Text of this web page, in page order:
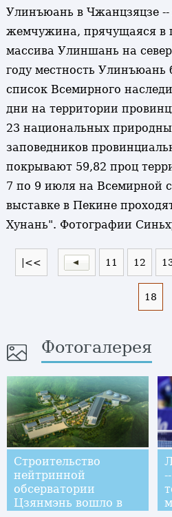
Улинъюань в Чжанцзяцзе
жемчужина, прячущаяся в
массива Улиншань на
году местность
список Всемирного
дни на территории
23 национальных
заповедников
покрывают 59,82 проц
7 по 9 июля на Всемирной
выставке в Пекине
Хунань". Фотографии
|<< 11 12
18
Фотогалерея
Строительство
нейтринной
обсерватории
Цзянмэнь вошло в